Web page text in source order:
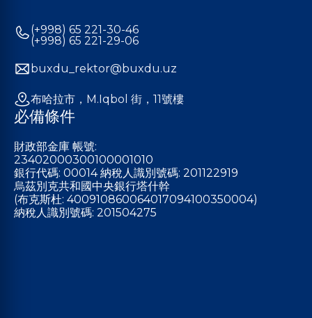
(+998) 65 221-30-46
(+998) 65 221-29-06
buxdu_rektor@buxdu.uz
布哈拉市，M.Iqbol 街，11號樓
必備條件
財政部金庫 帳號:
23402000300100001010
銀行代碼: 00014 納稅人識別號碼: 201122919
烏茲別克共和國中央銀行塔什幹
(布克斯杜: 400910860064017094100350004)
納稅人識別號碼: 201504275